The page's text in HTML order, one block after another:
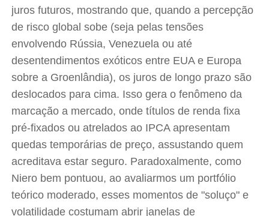
juros futuros, mostrando que, quando a percepção
de risco global sobe (seja pelas tensões
envolvendo Rússia, Venezuela ou até
desentendimentos exóticos entre EUA e Europa
sobre a Groenlândia), os juros de longo prazo são
deslocados para cima. Isso gera o fenômeno da
marcação a mercado, onde títulos de renda fixa
pré-fixados ou atrelados ao IPCA apresentam
quedas temporárias de preço, assustando quem
acreditava estar seguro. Paradoxalmente, como
Niero bem pontuou, ao avaliarmos um portfólio
teórico moderado, esses momentos de "soluço" e
volatilidade costumam abrir janelas de